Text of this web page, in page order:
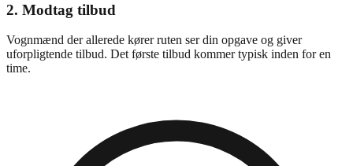
2. Modtag tilbud
Vognmænd der allerede kører ruten ser din opgave og giver
uforpligtende tilbud. Det første tilbud kommer typisk inden for en
time.